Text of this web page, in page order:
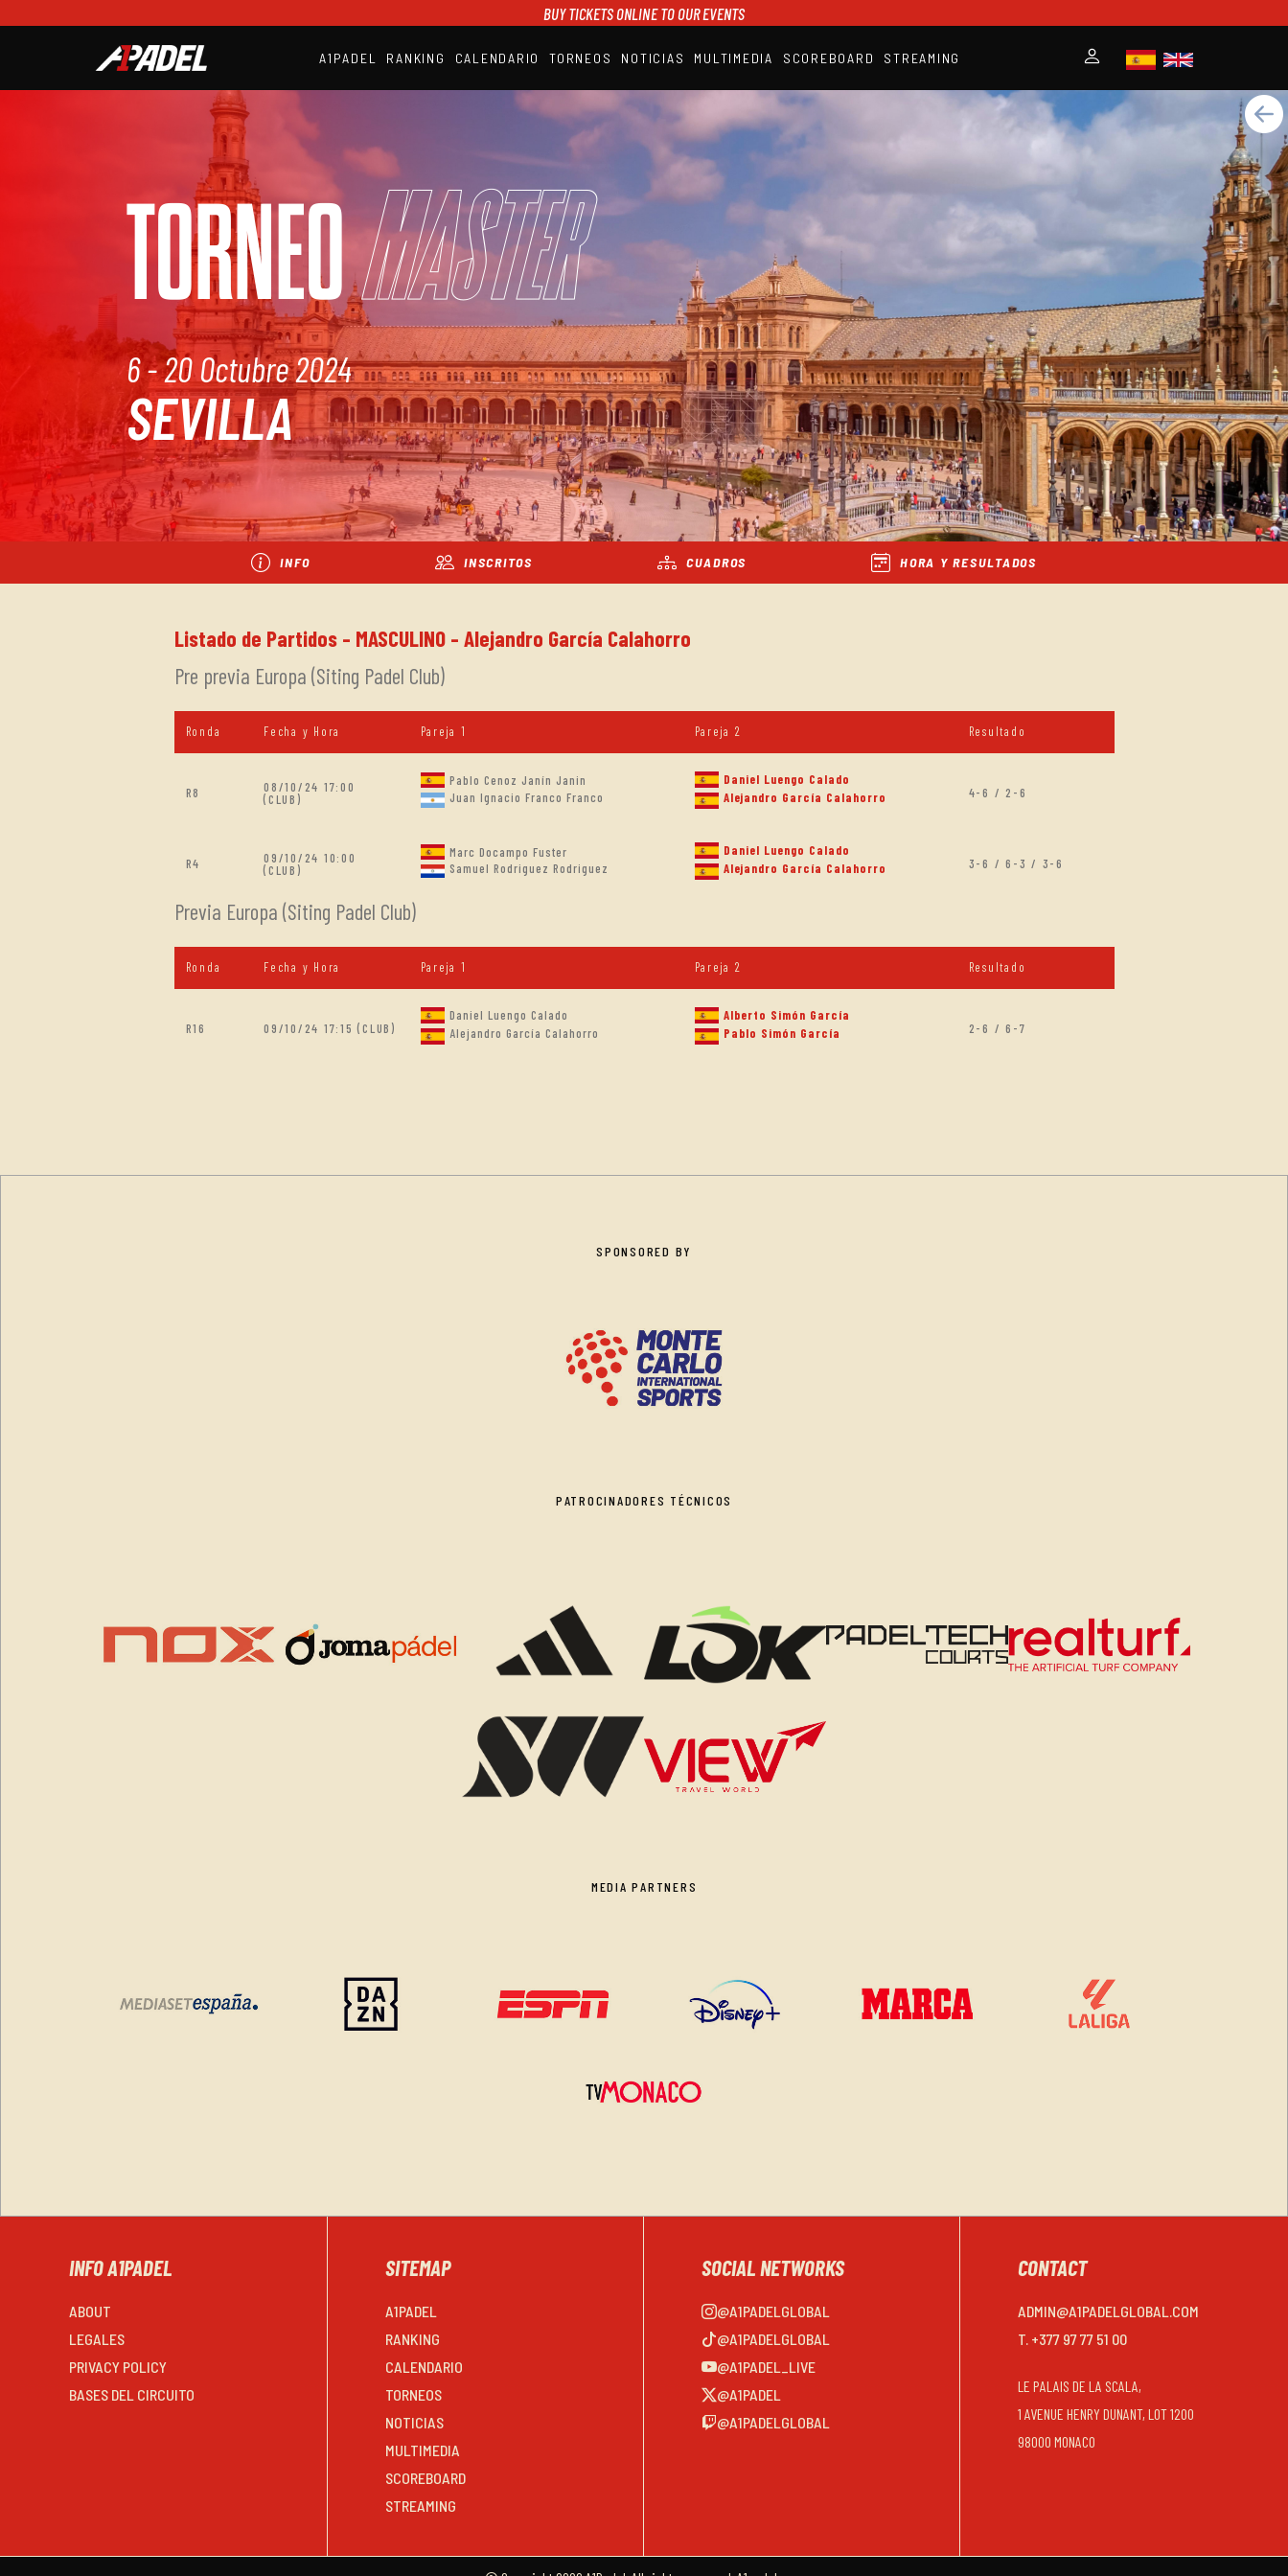
BUY TICKETS ONLINE TO OUR EVENTS
A1PADEL RANKING CALENDARIO TORNEOS NOTICIAS MULTIMEDIA SCOREBOARD STREAMING
A1PADEL
RANKING
CALENDARIO
TORNEOS
SCOREBOARD
STREAMING
TORNEOMaster
6 - 20 Octubre 2024
SEVILLA
INFO INSCRITOS CUADROS HORA Y RESULTADOS
Listado de Partidos - MASCULINO - Alejandro García Calahorro
Pre previa Europa (Siting Padel Club)
Ronda Fecha y Hora Pareja 1 Pareja 2 Resultado
R8
08/10/24 17:00
(CLUB)
Pablo Cenoz Janín Janin
Juan Ignacio Franco Franco
Daniel Luengo Calado
Alejandro García Calahorro
4-6 / 2-6
R4
09/10/24 10:00
(CLUB)
Marc Docampo Fuster
Samuel Rodriguez Rodriguez
Daniel Luengo Calado
Alejandro García Calahorro
3-6 / 6-3 / 3-6
Previa Europa (Siting Padel Club)
Ronda Fecha y Hora Pareja 1 Pareja 2 Resultado
R16 09/10/24 17:15 (CLUB)
Daniel Luengo Calado
Alejandro García Calahorro
Alberto Simón García
Pablo Simón García
2-6 / 6-7
SPONSORED BY
PATROCINADORES TÉCNICOS
MEDIA PARTNERS
INFO A1PADEL
ABOUT
LEGALES
PRIVACY POLICY
BASES DEL CIRCUITO
SITEMAP
A1PADEL
RANKING
CALENDARIO
TORNEOS
NOTICIAS
MULTIMEDIA
SCOREBOARD
STREAMING
SOCIAL NETWORKS
@A1PADELGLOBAL
@A1PADELGLOBAL
@A1PADEL_LIVE
@A1PADEL
@A1PADELGLOBAL
CONTACT
ADMIN@A1PADELGLOBAL.COM
T. +377 97 77 51 00
LE PALAIS DE LA SCALA,
1 AVENUE HENRY DUNANT, LOT 1200
98000 MONACO